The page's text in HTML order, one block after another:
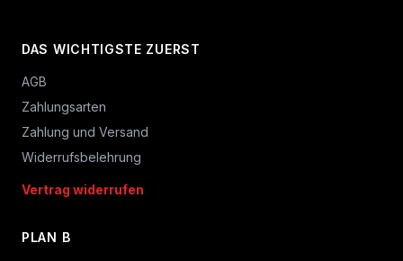
DAS WICHTIGSTE ZUERST
AGB
Zahlungsarten
Zahlung und Versand
Widerrufsbelehrung
Vertrag widerrufen
PLAN B